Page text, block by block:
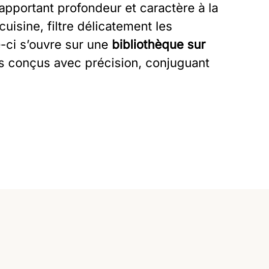
profondeur et caractère à la
filtre délicatement les
s’ouvre sur une bibliothèque sur
conçus avec précision, conjuguant